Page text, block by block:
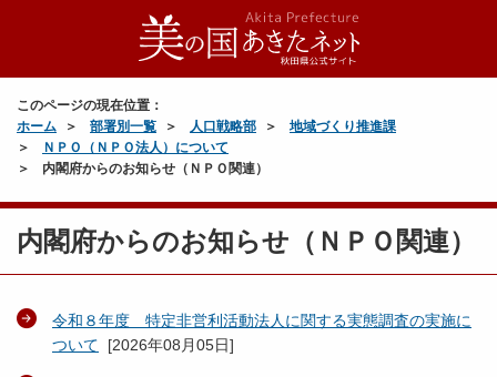
このページの現在位置：
ホーム
部署別一覧 人口戦略部
地域づくり推進課
ＮＰＯ（ＮＰＯ法人）について
内閣府からのお知らせ（ＮＰＯ関連）
内閣府からのお知らせ（ＮＰＯ関連）
令和８年度 特定非営利活動法人に関する実態調査の実施に
ついて [2026年08月05日]